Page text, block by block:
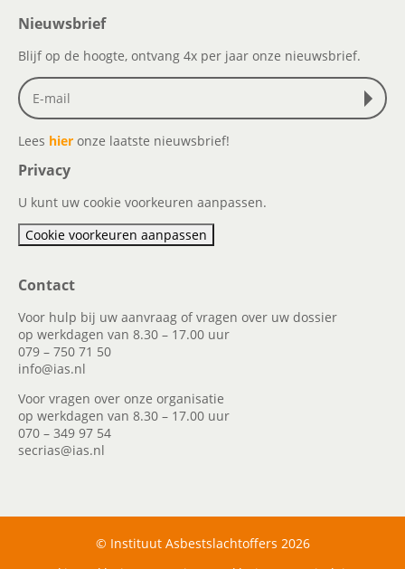
Nieuwsbrief
Blijf op de hoogte, ontvang 4x per jaar onze nieuwsbrief.
Lees hier onze laatste nieuwsbrief!
Privacy
U kunt uw cookie voorkeuren aanpassen.
Cookie voorkeuren aanpassen
Contact
Voor hulp bij uw aanvraag of vragen over uw dossier
op werkdagen van 8.30 – 17.00 uur
079 – 750 71 50
info@ias.nl
Voor vragen over onze organisatie
op werkdagen van 8.30 – 17.00 uur
070 – 349 97 54
secrias@ias.nl
© Instituut Asbestslachtoffers 2026